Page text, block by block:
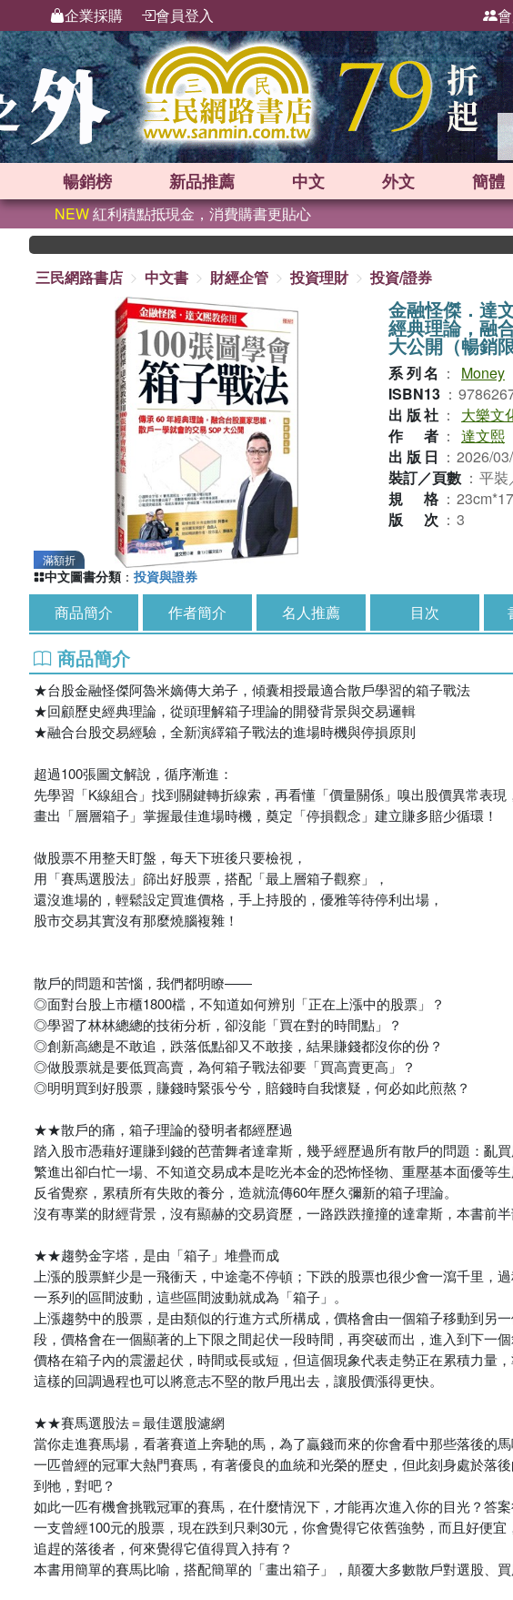
企業採購 會員登入
暢銷榜 新品推薦 中文 外文 簡體
NEW紅利積點抵現金，消費購書更貼心
三民網路書店
中文書 財經企管 投資理財 投資/證券
滿額折
金融怪傑．達
經典理論，融
大公開（暢銷
系列名 ：
Money
ISBN13 ：
出版社 ：
大樂文
作者 ： 達文熙
出版日 ： 2026/
裝訂／頁數 ： 平裝
規格 ：
版次 ： 3
中文圖書分類 ： 投資與證券
商品簡介 作者簡介 名人推薦 目次
商品簡介
★台股金融怪傑阿魯米嫡傳大弟子，傾囊相授最適合散戶學習的箱子戰法
★回顧歷史經典理論，從頭理解箱子理論的開發背景與交易邏輯
★融合台股交易經驗，全新演繹箱子戰法的進場時機與停損原則
超過100張圖文解說，循序漸進：
先學習「K線組合」找到關鍵轉折線索，再看懂「價量關係」嗅出股價異常表現
畫出「層層箱子」掌握最佳進場時機，奠定「停損觀念」建立賺多賠少循環！
做股票不用整天盯盤，每天下班後只要檢視，
用「賽馬選股法」篩出好股票，搭配「最上層箱子觀察」，
還沒進場的，輕鬆設定買進價格，手上持股的，優雅等待停利出場，
股市交易其實沒有那麼燒腦複雜！
散戶的問題和苦惱，我們都明瞭――
◎面對台股上市櫃1800檔，不知道如何辨別「正在上漲中的股票」？
◎學習了林林總總的技術分析，卻沒能「買在對的時間點」？
◎創新高總是不敢追，跌落低點卻又不敢接，結果賺錢都沒你的份？
◎做股票就是要低買高賣，為何箱子戰法卻要「買高賣更高」？
◎明明買到好股票，賺錢時緊張兮兮，賠錢時自我懷疑，何必如此煎熬？
★★散戶的痛，箱子理論的發明者都經歷過
踏入股市憑藉好運賺到錢的芭蕾舞者達韋斯，幾乎經歷過所有散戶的問題：亂
繁進出卻白忙一場、不知道交易成本是吃光本金的恐怖怪物、重壓基本面優
反省覺察，累積所有失敗的養分，造就流傳60年歷久彌新的箱子理論。
沒有專業的財經背景，沒有顯赫的交易資歷，一路跌跌撞撞的達韋斯，本書前
★★趨勢金字塔，是由「箱子」堆疊而成
上漲的股票鮮少是一飛衝天，中途毫不停頓；下跌的股票也很少會一瀉千里
一系列的區間波動，這些區間波動就成為「箱子」。
上漲趨勢中的股票，是由類似的行進方式所構成，價格會由一個箱子移動到
段，價格會在一個顯著的上下限之間起伏一段時間，再突破而出，進入到下一
價格在箱子內的震盪起伏，時間或長或短，但這個現象代表走勢正在累積力量
這樣的回調過程也可以將意志不堅的散戶甩出去，讓股價漲得更快。
★★賽馬選股法＝最佳選股濾網
當你走進賽馬場，看著賽道上奔馳的馬，為了贏錢而來的你會看中那些落後的
一匹曾經的冠軍大熱門賽馬，有著優良的血統和光榮的歷史，但此刻身處於落
到牠，對吧？
如此一匹有機會挑戰冠軍的賽馬，在什麼情況下，才能再次進入你的目光？答
一支曾經100元的股票，現在跌到只剩30元，你會覺得它依舊強勢，而且好便
追趕的落後者，何來覺得它值得買入持有？
本書用簡單的賽馬比喻，搭配簡單的「畫出箱子」，顛覆大多數散戶對選股、買